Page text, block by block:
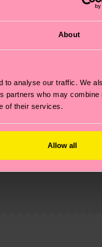
About
to analyse our traffic. We
partners who may combine
of their services.
Allow all
"H" monogram
perfectly balanced
die Reduzierung von
.